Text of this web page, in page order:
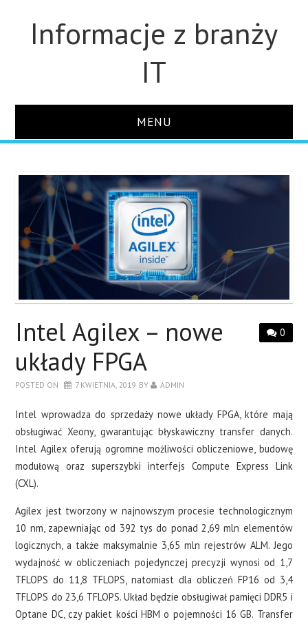
Informacje z branży
IT
MENU
DLA FIRM
DYSKI
MONITORY
SERWERY
O NAS
KONTAKT
0
Intel Agilex – nowe
układy FPGA
POSTED ON 7 KWIETNIA, 2019 BY ADMIN
Intel wprowadza do sprzedaży nowe układy FPGA, które mają
obsługiwać Xeony, gwarantując błyskawiczny transfer danych.
Intel Agilex oferują ogromne możliwości obliczeniowe, budowę
modułową oraz superszybki interfejs Compute Express Link
(CXL).
Agilex jest tworzony w najnowszym procesie technologicznym
10 nm, zapewniając od 392 tys do ponad 2,69 mln elementów
logicznych, a także maksymalnie 3,65 mln rejestrów ALM. Jego
wydajność w obliczeniach pojedynczej precyzji wynosi od 1,7
TFLOPS do 11,8 TFLOPS, natomiast dla obliczeń FP16 od 3,4
TFLOPS do 23,6 TFLOPS. Układ będzie obsługiwał pamięci DDR5 i
Optane DC, czy pakiet kości HBM o pojemności 16 GB. Transfer